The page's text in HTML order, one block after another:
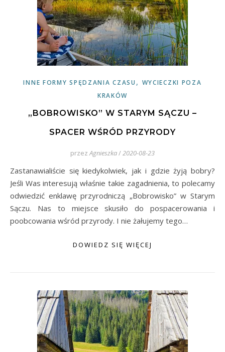
INNE FORMY SPĘDZANIA CZASU , WYCIECZKI POZA
KRAKÓW
„BOBROWISKO” W STARYM SĄCZU –
SPACER WŚRÓD PRZYRODY
przez Agnieszka/2020-08-23
Zastanawialiście się kiedykolwiek, jak i gdzie żyją bobry?
Jeśli Was interesują właśnie takie zagadnienia, to polecamy
odwiedzić enklawę przyrodniczą „Bobrowisko” w Starym
Sączu. Nas to miejsce skusiło do pospacerowania i
poobcowania wśród przyrody. I nie żałujemy tego…
DOWIEDZ SIĘ WIĘCEJ